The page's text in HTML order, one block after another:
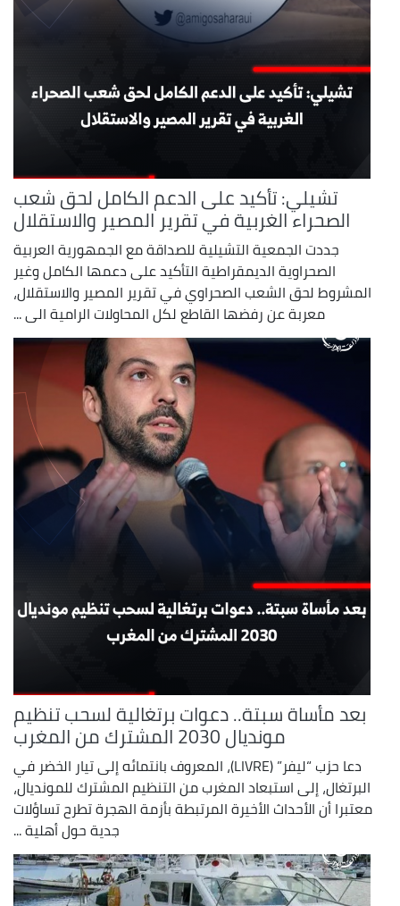
تشيلي: تأكيد على الدعم الكامل لحق شعب
الصحراء الغربية في تقرير المصير والاستقلال
جددت الجمعية التشيلية للصداقة مع الجمهورية العربية
الصحراوية الديمقراطية التأكيد على دعمها الكامل وغير
المشروط لحق الشعب الصحراوي في تقرير المصير والاستقلال،
معربة عن رفضها القاطع لكل المحاولات الرامية الى ...
بعد مأساة سبتة.. دعوات برتغالية لسحب تنظيم
مونديال 2030 المشترك من المغرب
دعا حزب “ليفر” (LIVRE)، المعروف بانتمائه إلى تيار الخضر في
البرتغال، إلى استبعاد المغرب من التنظيم المشترك للمونديال،
معتبرا أن الأحداث الأخيرة المرتبطة بأزمة الهجرة تطرح تساؤلات
جدية حول أهلية ...